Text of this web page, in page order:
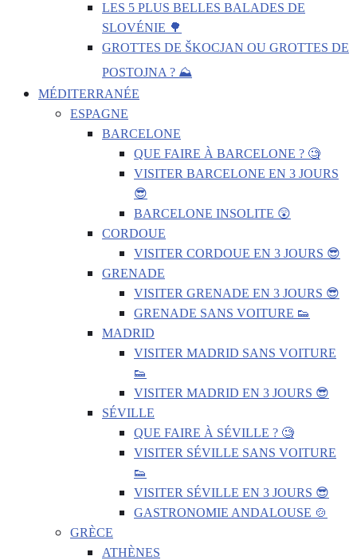
LES 5 PLUS BELLES BALADES DE
SLOVÉNIE 🌳
GROTTES DE ŠKOCJAN OU GROTTES DE
POSTOJNA ? ⛰️
MÉDITERRANÉE
ESPAGNE
BARCELONE
QUE FAIRE À BARCELONE ? 🧐
VISITER BARCELONE EN 3 JOURS
😎
BARCELONE INSOLITE 😲
CORDOUE
VISITER CORDOUE EN 3 JOURS 😎
GRENADE
VISITER GRENADE EN 3 JOURS 😎
GRENADE SANS VOITURE 👟
MADRID
VISITER MADRID SANS VOITURE
👟
VISITER MADRID EN 3 JOURS 😎
SÉVILLE
QUE FAIRE À SÉVILLE ? 🧐
VISITER SÉVILLE SANS VOITURE
👟
VISITER SÉVILLE EN 3 JOURS 😎
GASTRONOMIE ANDALOUSE 🍲
GRÈCE
ATHÈNES